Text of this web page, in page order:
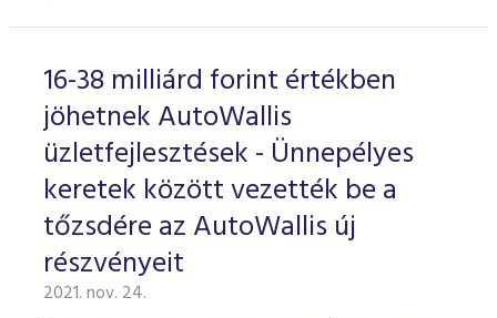
16-38 milliárd forint értékben
jöhetnek AutoWallis
üzletfejlesztések - Ünnepélyes
keretek között vezették be a
tőzsdére az AutoWallis új
részvényeit
2021. nov. 24.